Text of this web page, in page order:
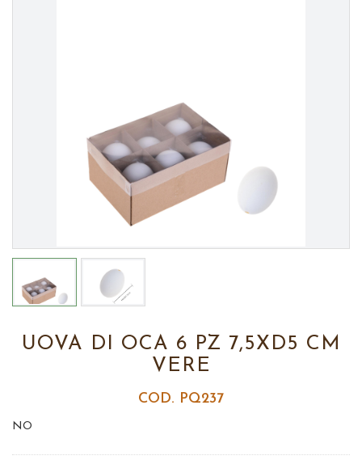
UOVA DI OCA 6 PZ 7,5XD5 CM
VERE
COD. PQ237
NO